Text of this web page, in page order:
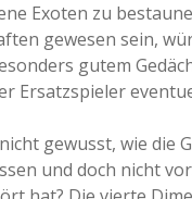
Exoten zu
gewesen sein,
gutem
Ersatzspieler
gewusst, wie die
und doch nicht